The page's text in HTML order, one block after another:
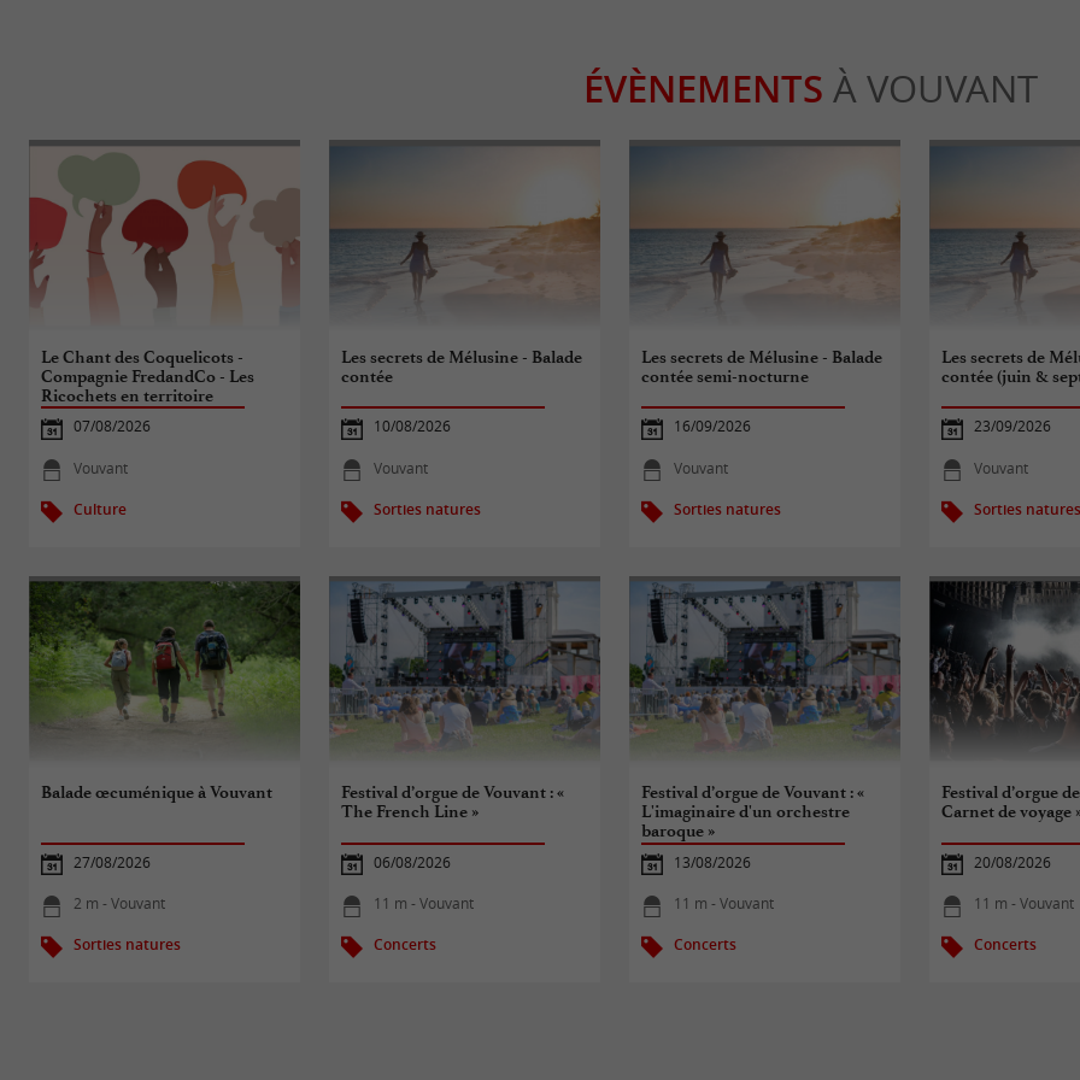
ÉVÈNEMENTS À VOUVANT
Le Chant des Coquelicots -
Compagnie FredandCo - Les
Ricochets en territoire
07/08/2026
Vouvant
Culture
Les secrets de Mélusine - Balade
contée
10/08/2026
Vouvant
Sorties natures
Les secrets de Mélusine - Balade
contée semi-nocturne
16/09/2026
Vouvant
Sorties natures
Les secrets de
contée (juin &
23/09/2026
Vouvant
Sorties
Balade œcuménique à Vouvant
27/08/2026
2 m - Vouvant
Sorties natures
Festival d’orgue de Vouvant : «
The French Line »
06/08/2026
11 m - Vouvant
Concerts
Festival d’orgue de Vouvant : «
L'imaginaire d'un orchestre
baroque »
13/08/2026
11 m - Vouvant
Concerts
Festival d’orgue
Carnet de voyage
20/08/2026
11 m - Vouvant
Concerts